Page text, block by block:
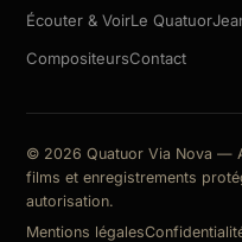
Écouter & VoirLe Quatuor
CompositeursContact
© 2026 Quatuor Via Nova —
films et enregistrements
autorisation.
Mentions légales